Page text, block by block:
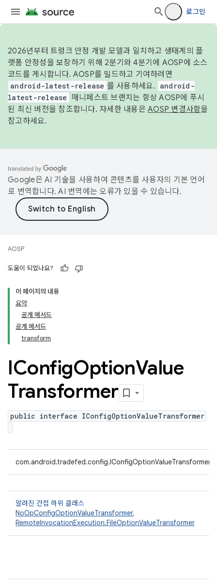
로그인
2026년부터 트렁크 안정 개발 모델과 일치하고 생태계의 플
랫폼 안정성을 보장하기 위해 2분기와 4분기에 AOSP에 소스
코드를 게시합니다. AOSP를 빌드하고 기여하려면
android-latest-release 를 사용하세요.
android-
latest-release
매니페스트 브랜치는 항상 AOSP에 푸시
된 최신 버전을 참조합니다. 자세한 내용은 AOSP 변경사항을
참고하세요.
Google은 AI 기술을 사용하여 콘텐츠를 사용자의 기본 언어
로 번역합니다. AI 번역에는 오류가 있을 수 있습니다.
AOSP
도움이 되었나요?
이 페이지의 내용
요약
공개 메서드
공개 메서드
transform
IConfigOptionValue
Transformer
public interface IConfigOptionValueTransformer
com.android.tradefed.config.IConfigOptionValueTransformer
알려진 간접 하위 클래스
NoOpConfigOptionValueTransformer,
RemoteInvocationExecution.FileOptionValueTransformer